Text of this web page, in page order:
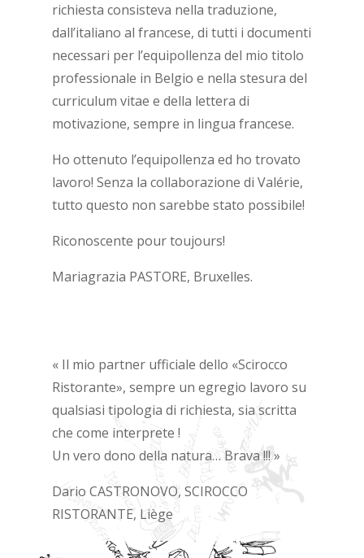
richiesta consisteva nella traduzione,
dall’italiano al francese, di tutti i documenti
necessari per l’equipollenza del mio titolo
professionale in Belgio e nella stesura del
curriculum vitae e della lettera di
motivazione, sempre in lingua francese.
Ho ottenuto l’equipollenza ed ho trovato
lavoro! Senza la collaborazione di Valérie,
tutto questo non sarebbe stato possibile!
Riconoscente pour toujours!
Mariagrazia PASTORE, Bruxelles.
« Il mio partner ufficiale dello «Scirocco
Ristorante», sempre un egregio lavoro su
qualsiasi tipologia di richiesta, sia scritta
che come interprete !
Un vero dono della natura… Brava !!! »
Dario CASTRONOVO, SCIROCCO
RISTORANTE, Liège